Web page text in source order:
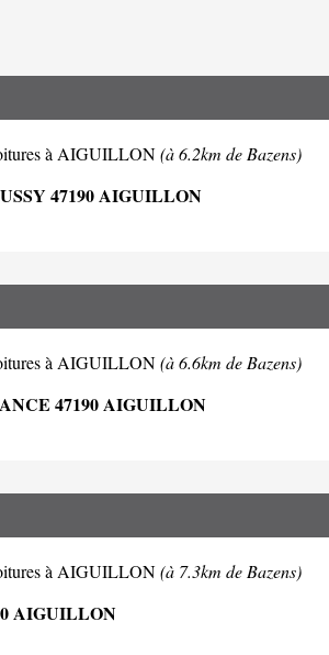
à AIGUILLON(à 6.2km de Bazens)
47190 AIGUILLON
à AIGUILLON(à 6.6km de Bazens)
47190 AIGUILLON
à AIGUILLON(à 7.3km de Bazens)
AIGUILLON